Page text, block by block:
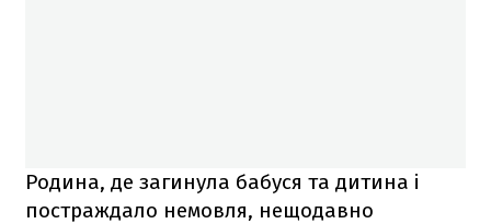
Родина, де загинула бабуся та дитина і
постраждало немовля, нещодавно